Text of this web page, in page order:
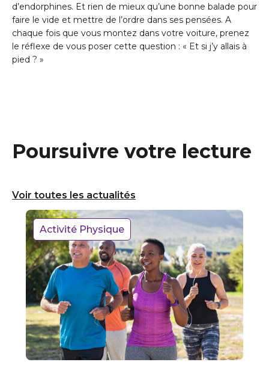
d’endorphines. Et rien de mieux qu’une bonne balade pour
faire le vide et mettre de l’ordre dans ses pensées. A
chaque fois que vous montez dans votre voiture, prenez
le réflexe de vous poser cette question : « Et si j’y allais à
pied ? »
Poursuivre votre lecture
Voir toutes les actualités
Activité Physique